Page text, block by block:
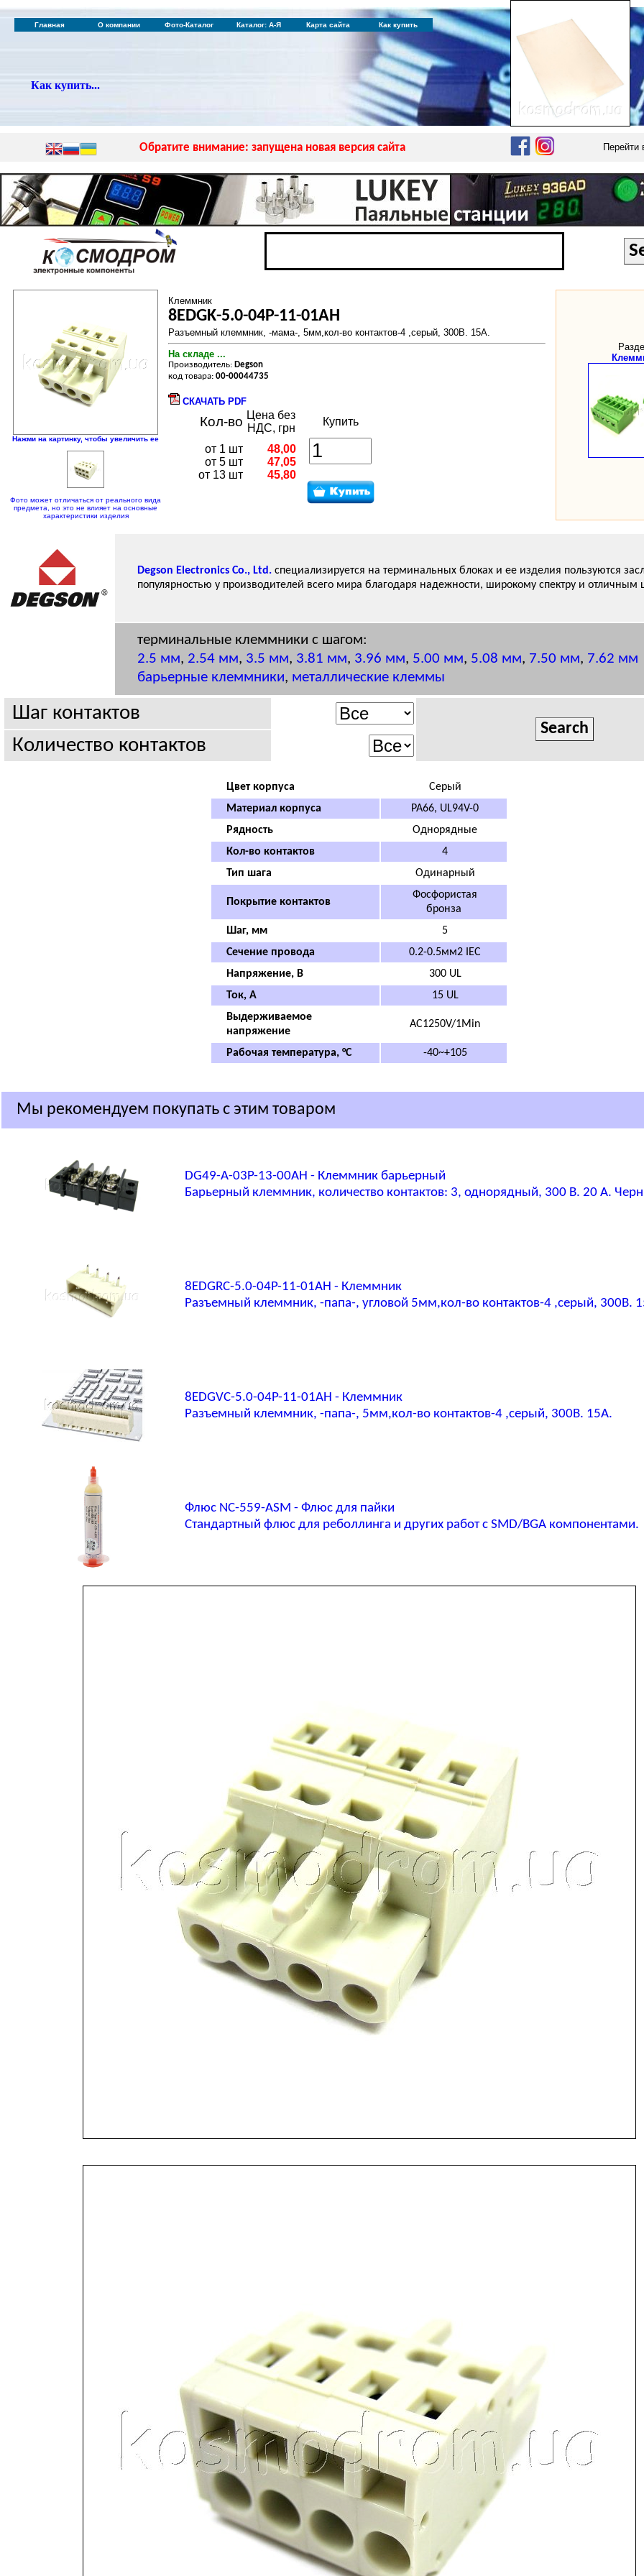
Главная О компании Фото-Каталог Каталог: А-Я Карта сайта Как купить
Как купить...
Обратите внимание: запущена новая версия сайта Перейти
Нажми на картинку, чтобы увеличить ее
Фото может отличаться от реального вида
предмета, но это не влияет на основные
характеристики изделия
Клеммник
8EDGK-5.0-04P-11-01AH
Разъемный клеммник, -мама-, 5мм,кол-во контактов-4 ,серый, 300В. 15А.
На складе ...
Производитель: Degson
код товара: 00-00044735
СКАЧАТЬ PDF
Кол-во Цена без
НДС, грн
Купить
от 1 шт
от 5 шт
от 13 шт
48,00
47,05
45,80
Degson Electronics Co., Ltd. специализируется на терминальных блоках и ее изделия пользуются
популярностью у производителей всего мира благодаря надежности, широкому спектру и отличным
терминальные клеммники с шагом:
2.5 мм, 2.54 мм, 3.5 мм, 3.81 мм, 3.96 мм, 5.00 мм, 5.08 мм, 7.50 мм, 7.62 мм
барьерные клеммники, металлические клеммы
Шаг контактов
Количество контактов
Цвет корпуса Cерый
Материал корпуса
PA66, UL94V-0
Рядность
Однорядные
Кол-во контактов
4
Тип шага
Одинарный
Покрытие контактов
Фосфористая
бронза
Шаг, мм
5
Сечение провода
0.2-0.5мм2 IEC
Напряжение, В
300 UL
Ток, А
15 UL
Выдерживаемое
напряжение
AC1250V/1Min
Рабочая температура, °C -40~+105
Мы рекомендуем покупать с этим товаром
DG49-A-03P-13-00AH - Клеммник барьерный
Барьерный клеммник, количество контактов: 3, однорядный, 300 В. 20 А.
8EDGRC-5.0-04P-11-01AH - Клеммник
Разъемный клеммник, -папа-, угловой 5мм,кол-во контактов-4 ,серый, 300В.
8EDGVC-5.0-04P-11-01AH - Клеммник
Разъемный клеммник, -папа-, 5мм,кол-во контактов-4 ,серый, 300В. 15А.
Флюс NC-559-ASM - Флюс для пайки
Стандартный флюс для реболлинга и других работ с SMD/BGA компонентами.